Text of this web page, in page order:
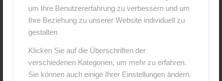
um Ihre Benutzererfahrung zu verbessern und um
Ihre Beziehung zu unserer Website individuell zu
gestalten
Klicken Sie auf die Überschriften der
verschiedenen Kategorien, um mehr zu erfahren.
Sie können auch einige Ihrer Einstellungen ändern.
Hinterlasse einen Kommentar
An der Diskussion beteiligen?
Name*